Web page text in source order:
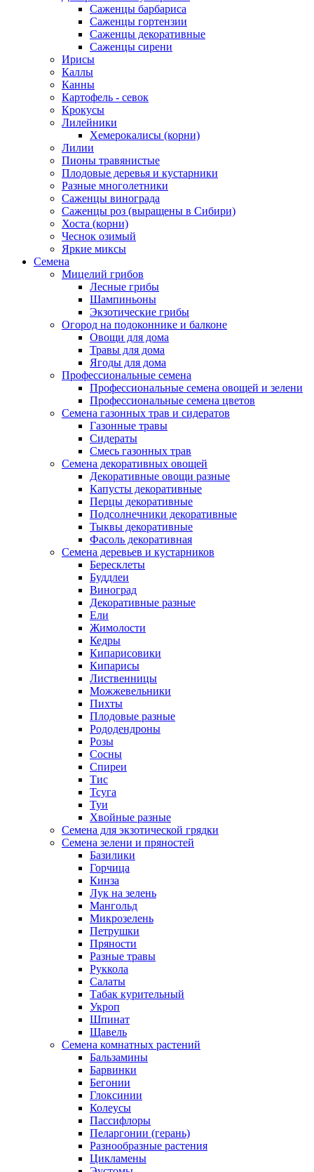
Саженцы барбариса
Саженцы гортензии
Саженцы декоративные
Саженцы сирени
Ирисы
Каллы
Канны
Картофель - севок
Крокусы
Лилейники
Хемерокалисы (корни)
Лилии
Пионы травянистые
Плодовые деревья и кустарники
Разные многолетники
Саженцы винограда
Саженцы роз (выращены в Сибири)
Хоста (корни)
Чеснок озимый
Яркие миксы
Семена
Мицелий грибов
Лесные грибы
Шампиньоны
Экзотические грибы
Огород на подоконнике и балконе
Овощи для дома
Травы для дома
Ягоды для дома
Профессиональные семена
Профессиональные семена овощей и зелени
Профессиональные семена цветов
Семена газонных трав и сидератов
Газонные травы
Сидераты
Смесь газонных трав
Семена декоративных овощей
Декоративные овощи разные
Капусты декоративные
Перцы декоративные
Подсолнечники декоративные
Тыквы декоративные
Фасоль декоративная
Семена деревьев и кустарников
Бересклеты
Буддлеи
Виноград
Декоративные разные
Ели
Жимолости
Кедры
Кипарисовики
Кипарисы
Лиственницы
Можжевельники
Пихты
Плодовые разные
Рододендроны
Розы
Сосны
Спиреи
Тис
Тсуга
Туи
Хвойные разные
Семена для экзотической грядки
Семена зелени и пряностей
Базилики
Горчица
Кинза
Лук на зелень
Мангольд
Микрозелень
Петрушки
Пряности
Разные травы
Руккола
Салаты
Табак курительный
Укроп
Шпинат
Щавель
Семена комнатных растений
Бальзамины
Барвинки
Бегонии
Глоксинии
Колеусы
Пассифлоры
Пеларгонии (герань)
Разнообразные растения
Цикламены